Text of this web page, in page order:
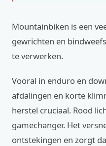
Mountainbiken is een
gewrichten en
te verwerken.
Vooral in enduro en
afdalingen en korte
herstel cruciaal. Rood
gamechanger. Het
ontstekingen en zorgt